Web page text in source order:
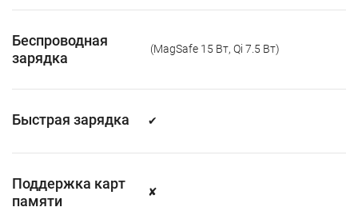
Беспроводная
зарядка
(MagSafe 15 Вт, Qi 7.5 Вт)
Быстрая зарядка ✔
Поддержка карт
памяти
✘